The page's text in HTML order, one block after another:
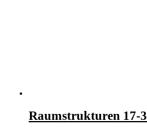
Raumstrukturen 17-3